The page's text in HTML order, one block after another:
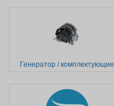
Генератор / комплектующие